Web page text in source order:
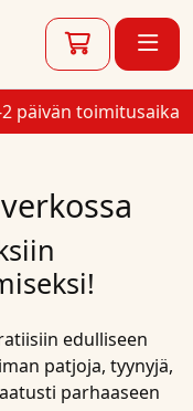
2 päivän toimitusaika
edulliseen
patjoja, tyynyjä,
parhaaseen